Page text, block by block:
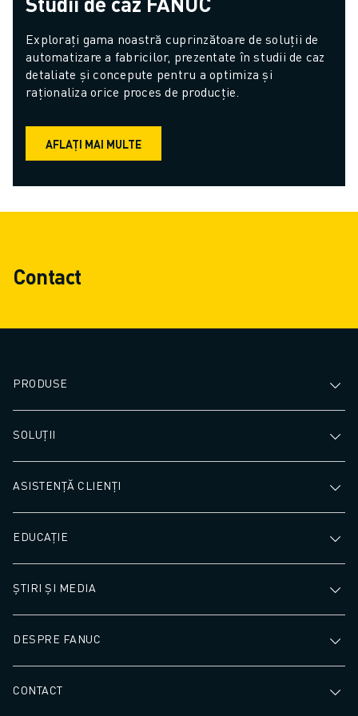
Explorați gama noastră cuprinzătoare de soluții de
automatizare a fabricilor, prezentate în studii de caz
detaliate și concepute pentru a optimiza și
raționaliza orice proces de producție.
AFLAȚI MAI MULTE
Contact
PRODUSE
SOLUȚII
ASISTENȚĂ CLIENȚI
EDUCAȚIE
ȘTIRI ȘI MEDIA
DESPRE FANUC
CONTACT